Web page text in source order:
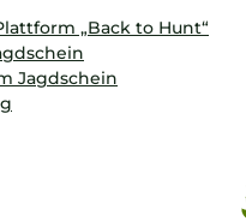
„Back to Hunt“
Jagdschein